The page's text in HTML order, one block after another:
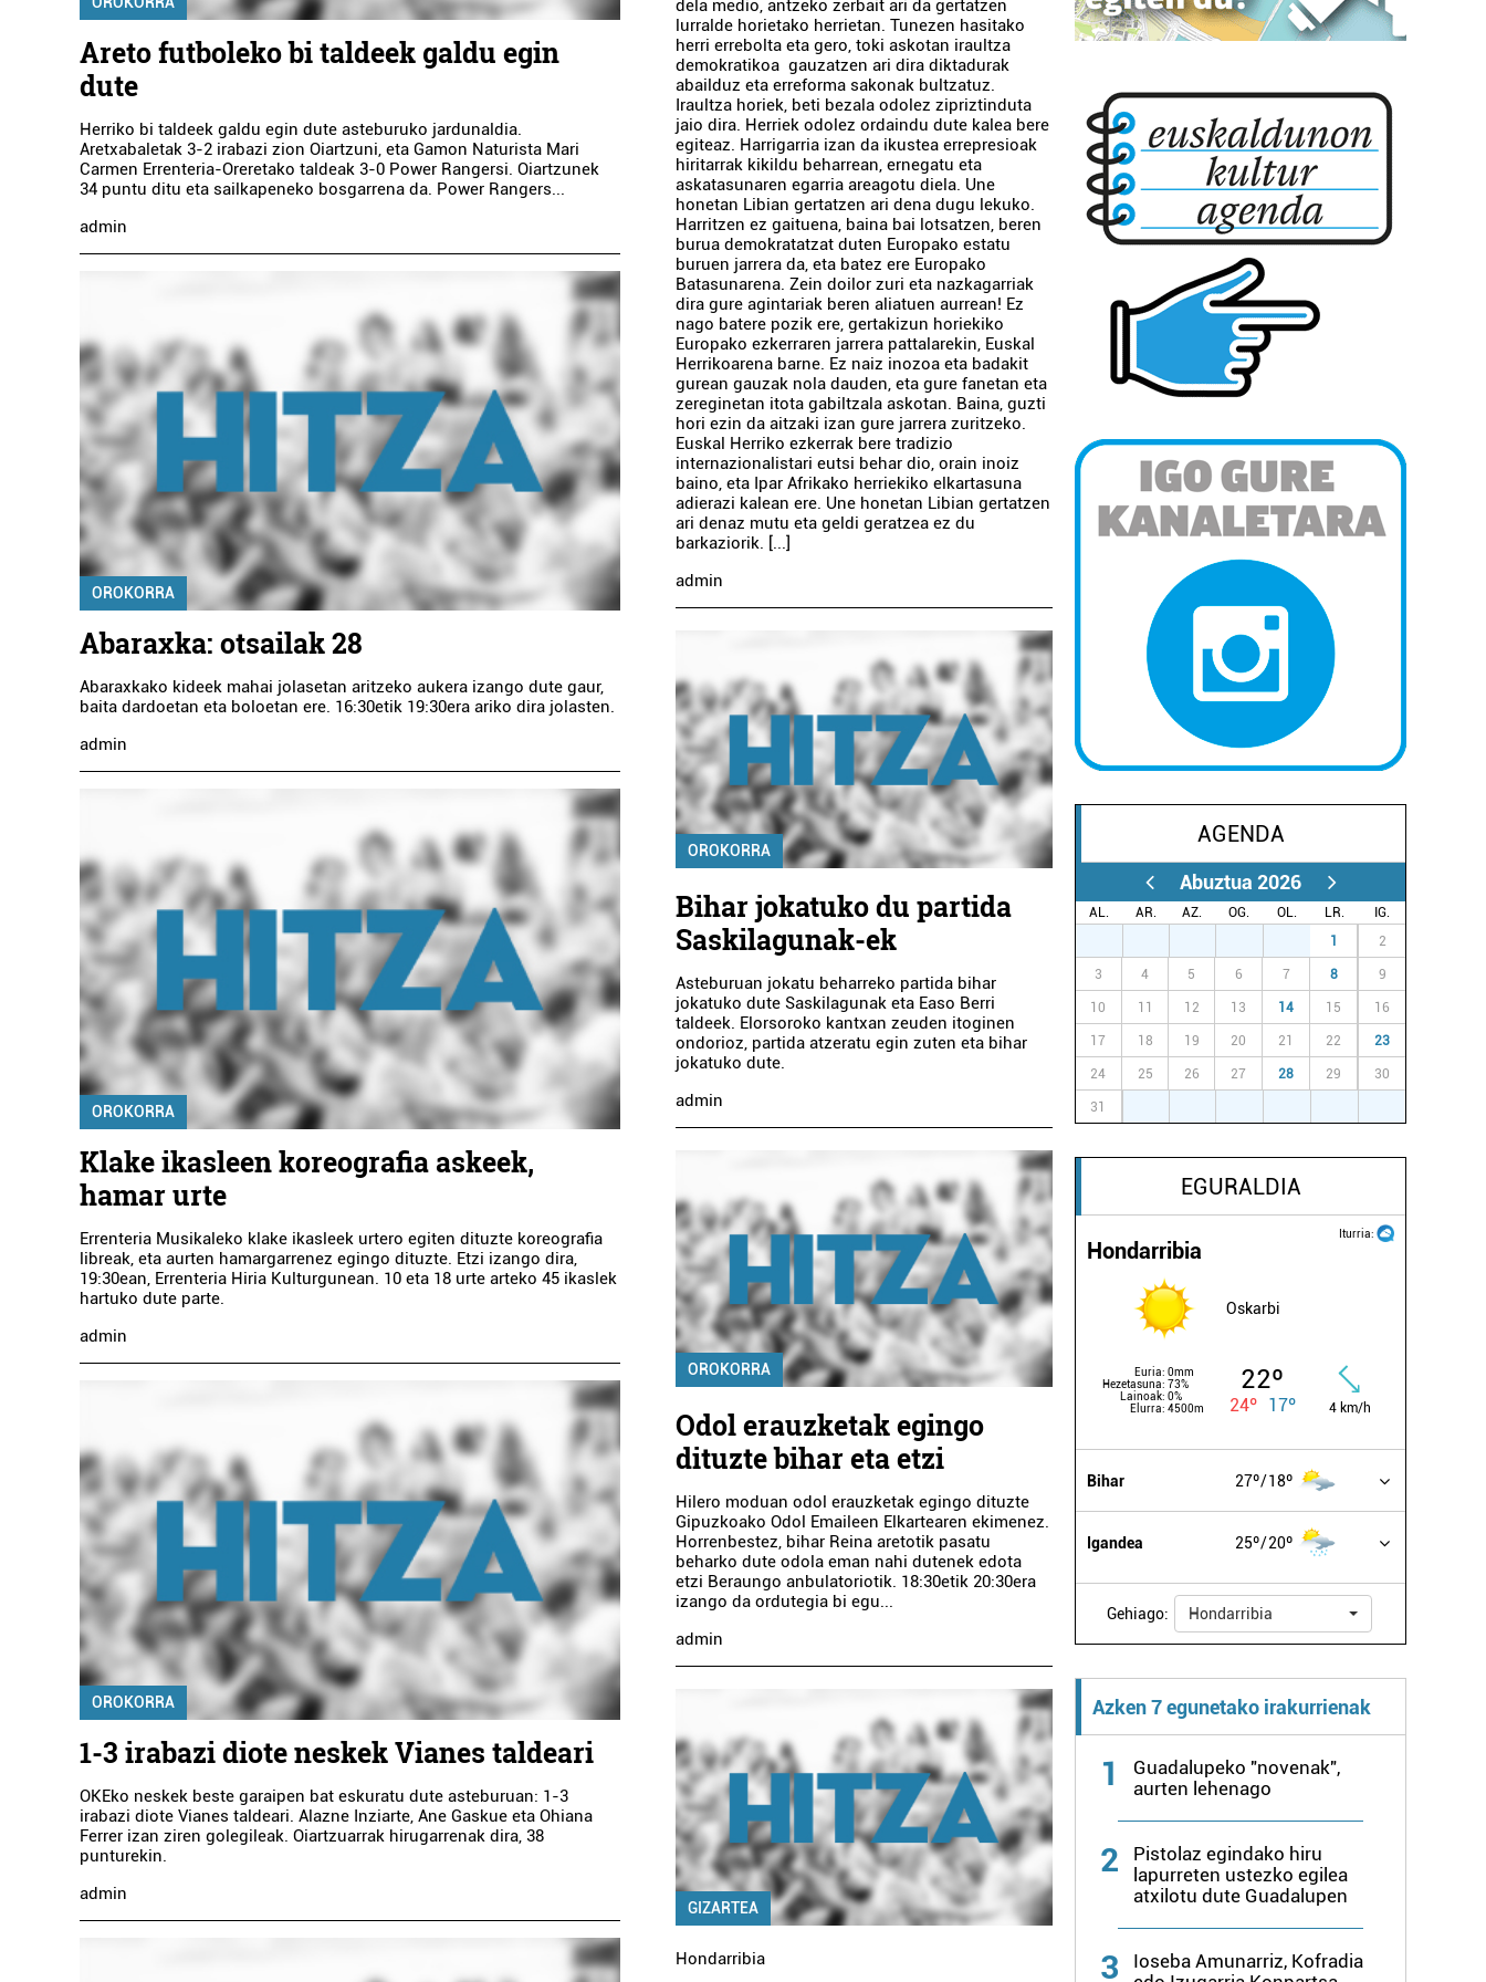
Areto futboleko bi taldeek galdu egin
dute
Herriko bi taldeek galdu egin dute asteburuko jardunaldia.
Aretxabaletak 3-2 irabazi zion Oiartzuni, eta Gamon Naturista Mari
Carmen Errenteria-Oreretako taldeak 3-0 Power Rangersi. Oiartzunek
34 puntu ditu eta sailkapeneko bosgarrena da. Power Rangers...
admin
OROKORRA
Abaraxka: otsailak 28
Abaraxkako kideek mahai jolasetan aritzeko aukera izango dute gaur,
baita dardoetan eta boloetan ere. 16:30etik 19:30era ariko dira jolasten.
admin
OROKORRA
Klake ikasleen koreografia askeek,
hamar urte
Errenteria Musikaleko klake ikasleek urtero egiten dituzte koreografia
libreak, eta aurten hamargarrenez egingo dituzte. Etzi izango dira,
19:30ean, Errenteria Hiria Kulturgunean. 10 eta 18 urte arteko 45 ikaslek
hartuko dute parte.
admin
OROKORRA
1-3 irabazi diote neskek Vianes taldeari
OKEko neskek beste garaipen bat eskuratu dute asteburuan: 1-3
irabazi diote Vianes taldeari. Alazne Inziarte, Ane Gaskue eta Ohiana
Ferrer izan ziren golegileak. Oiartzuarrak hirugarrenak dira, 38
punturekin.
admin
dela medio, antzeko zerbait ari da gertatzen
lurralde horietako herrietan. Tunezen hasitako
herri errebolta eta gero, toki askotan iraultza
demokratikoa gauzatzen ari dira diktadurak
abailduz eta erreforma sakonak bultzatuz.
Iraultza horiek, beti bezala odolez zipriztinduta
jaio dira. Herriek odolez ordaindu dute kalea bere
egiteaz. Harrigarria izan da ikustea errepresioak
hiritarrak kikildu beharrean, ernegatu eta
askatasunaren egarria areagotu diela. Une
honetan Libian gertatzen ari dena dugu lekuko.
Harritzen ez gaituena, baina bai lotsatzen, beren
burua demokratatzat duten Europako estatu
buruen jarrera da, eta batez ere Europako
Batasunarena. Zein doilor zuri eta nazkagarriak
dira gure agintariak beren aliatuen aurrean! Ez
nago batere pozik ere, gertakizun horiekiko
Europako ezkerraren jarrera pattalarekin, Euskal
Herrikoarena barne. Ez naiz inozoa eta badakit
gurean gauzak nola dauden, eta gure fanetan eta
zereginetan itota gabiltzala askotan. Baina, guzti
hori ezin da aitzaki izan gure jarrera zuritzeko.
Euskal Herriko ezkerrak bere tradizio
internazionalistari eutsi behar dio, orain inoiz
baino, eta Ipar Afrikako herriekiko elkartasuna
adierazi kalean ere. Une honetan Libian gertatzen
ari denaz mutu eta geldi geratzea ez du
barkaziorik. [...]
admin
OROKORRA
Bihar jokatuko du partida
Saskilagunak-ek
Asteburuan jokatu beharreko partida bihar
jokatuko dute Saskilagunak eta Easo Berri
taldeek. Elorsoroko kantxan zeuden itoginen
ondorioz, partida atzeratu egin zuten eta bihar
jokatuko dute.
admin
OROKORRA
Odol erauzketak egingo
dituzte bihar eta etzi
Hilero moduan odol erauzketak egingo dituzte
Gipuzkoako Odol Emaileen Elkartearen ekimenez.
Horrenbestez, bihar Reina aretotik pasatu
beharko dute odola eman nahi dutenek edota
etzi Beraungo anbulatoriotik. 18:30etik 20:30era
izango da ordutegia bi egu...
admin
GIZARTEA
Hondarribia
AGENDA
Abuztua 2026
AL. AR. AZ. OG. OL. LR.
IG.
1 2
3 4 5 6 7 8 9
10 11 12 13 14 15 16
17 18 19 20 21 22 23
24 25 26 27 28 29 30
31
EGURALDIA
Iturria:
Hondarribia
Oskarbi
Euria: 0mm
Hezetasuna: 73%
Lainoak: 0%
Elurra: 4500m
22º
24º 17º 4 km/h
Bihar 27º 18º
Igandea 25º 20º
Gehiago: Hondarribia
Azken 7 egunetako irakurrienak
1
Guadalupeko "novenak",
aurten lehenago
2
Pistolaz egindako hiru
lapurreten ustezko egilea
atxilotu dute Guadalupen
3
Ioseba Amunarriz, Kofradia